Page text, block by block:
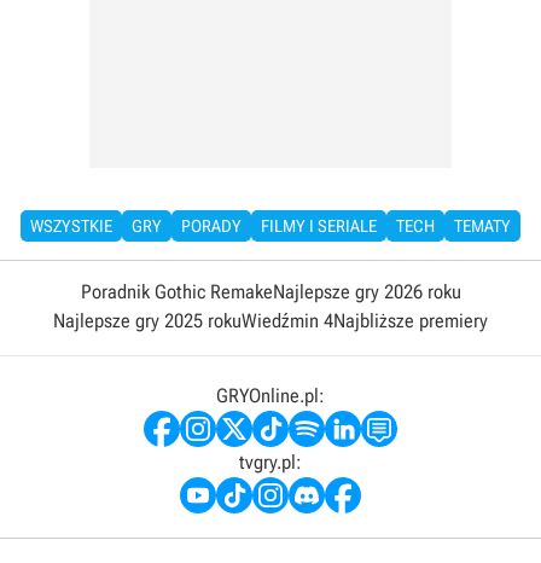
WSZYSTKIE GRY PORADY FILMY I SERIALE TECH TEMATY
Poradnik Gothic RemakeNajlepsze gry 2026 roku
Najlepsze gry 2025 rokuWiedźmin 4Najbliższe premiery
GRYOnline.pl:
tvgry.pl: